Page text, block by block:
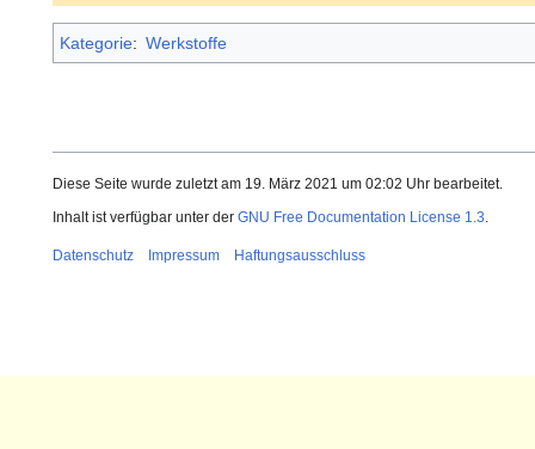
Kategorie: Werkstoffe
Diese Seite wurde zuletzt am 19. März 2021 um 02:02 Uhr bearbeitet.
Inhalt ist verfügbar unter der GNU Free Documentation License 1.3.
Datenschutz Impressum Haftungsausschluss